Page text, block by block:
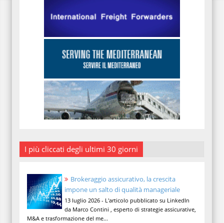
I più cliccati degli ultimi 30 giorni
Brokeraggio assicurativo, la crescita
impone un salto di qualità manageriale
13 luglio 2026 - L'articolo pubblicato su LinkedIn
da Marco Contini , esperto di strategie assicurative,
M&A e trasformazione del me...